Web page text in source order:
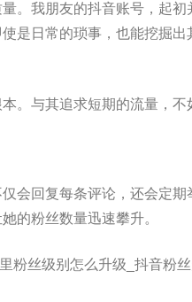
。我朋友的抖音账号，起
是日常的琐事，也能挖掘
。与其追求短期的流量，不
会回复每条评论，还会定
的粉丝数量迅速攀升。